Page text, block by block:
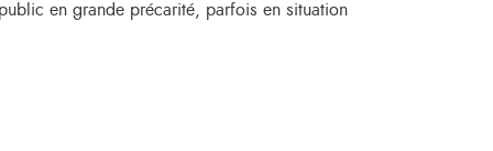
en grande précarité, parfois en situation